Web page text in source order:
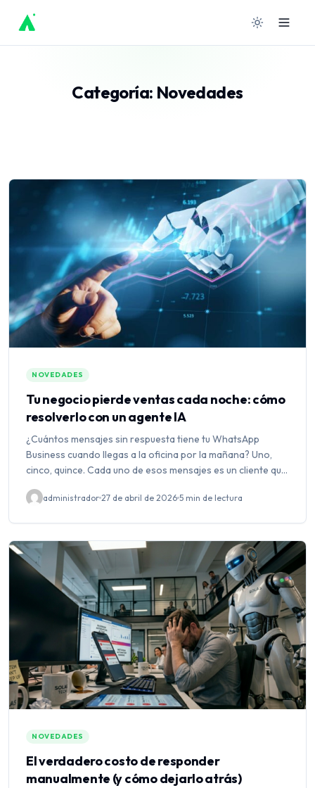
contenido
Categoría: Novedades
NOVEDADES
Tu negocio pierde ventas cada noche: cómo
resolverlo con un agente IA
¿Cuántos mensajes sin respuesta tiene tu WhatsApp
Business cuando llegas a la oficina por la mañana? Uno,
cinco, quince. Cada uno de esos mensajes es un cliente que
administrador 27 de abril de 2026 5 min de lectura
NOVEDADES
El verdadero costo de responder
manualmente (y cómo dejarlo atrás)